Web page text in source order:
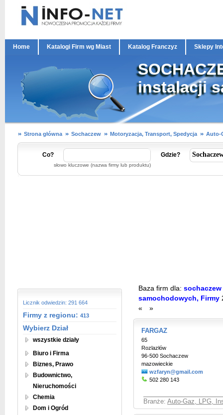
Home Katalogi Firm wg Miast Katalog Franczyz Sklepy
instalacji
Strona główna Sochaczew Motoryzacja, Transport, Spedycja Auto-
Co?
słowo kluczowe (nazwa firmy lub produktu)
Gdzie?
Licznik odwiedzin: 291 664
Firmy z regionu: 413
Wybierz Dział
wszystkie działy
Biuro i Firma
Biznes, Prawo
Budownictwo,
Nieruchomości
Chemia
Dom i Ogród
Baza firm dla:
samochodowych, Firmy
«
»
FARGAZ
65
Rozlazłów
96-500 Sochaczew
mazowieckie
wzfaryn@gmail.com
502 280 143
Branże: Auto-Gaz, LPG,